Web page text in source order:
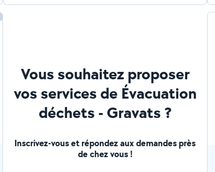
Vous souhaitez proposer
vos services de Évacuation
déchets - Gravats ?
Inscrivez-vous et répondez aux demandes près
de chez vous !